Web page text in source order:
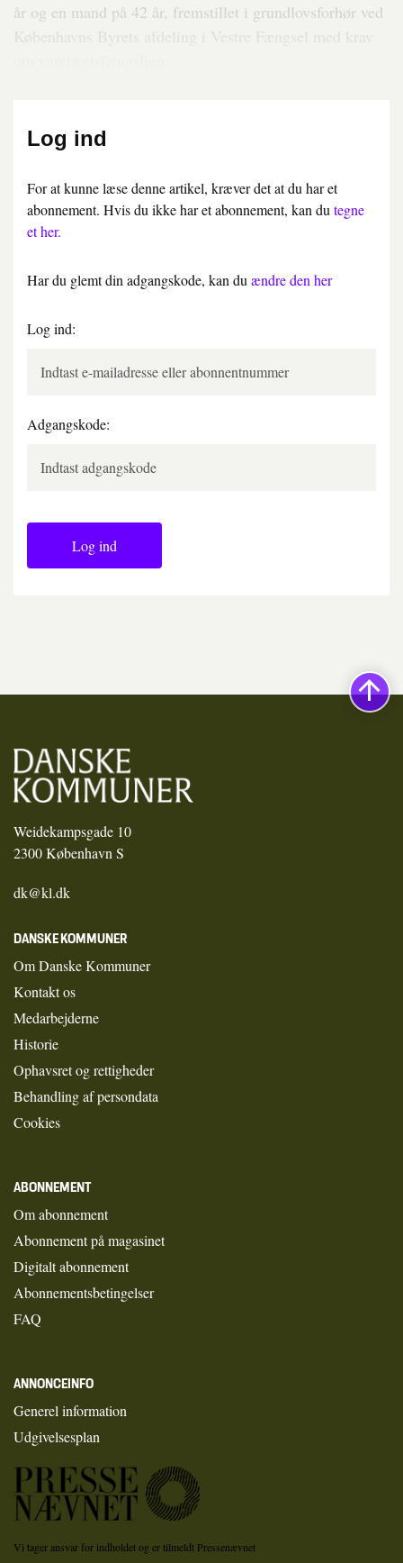
år og en mand på 42 år, fremstillet i grundlovsforhør ved
Log ind
For at kunne læse denne artikel, kræver det at du har et
abonnement. Hvis du ikke har et abonnement, kan du tegne
et her.
Har du glemt din adgangskode, kan du ændre den her
Log ind:
Adgangskode:
Log ind
Weidekampsgade 10
2300 København S
dk@kl.dk
DANSKE KOMMUNER
Om Danske Kommuner
Kontakt os
Medarbejderne
Historie
Ophavsret og rettigheder
Behandling af persondata
Cookies
ABONNEMENT
Om abonnement
Abonnement på magasinet
Digitalt abonnement
Abonnementsbetingelser
FAQ
ANNONCEINFO
Generel information
Udgivelsesplan
Vi tager ansvar for indholdet og er tilmeldt Pressenævnet